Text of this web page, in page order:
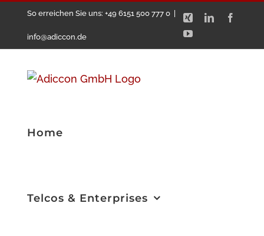
springen
So erreichen Sie uns: +49 6151 500 777 0
info@adiccon.de
Xing LinkedIn
YouTube
Home
Telcos & Enterprises